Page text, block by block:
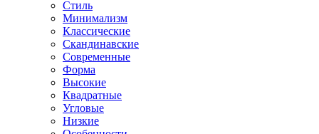
Стиль
Минимализм
Классические
Скандинавские
Современные
Форма
Высокие
Квадратные
Угловые
Низкие